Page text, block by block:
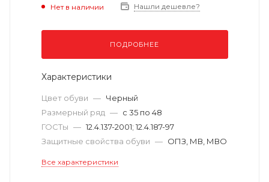
Нет в наличии Нашли дешевле?
ПОДРОБНЕЕ
Характеристики
Цвет обуви — Черный
Размерный ряд — с 35 по 48
ГОСТы — 12.4.137-2001; 12.4.187-97
Защитные свойства обуви — ОПЗ, МВ, МВО
Все характеристики